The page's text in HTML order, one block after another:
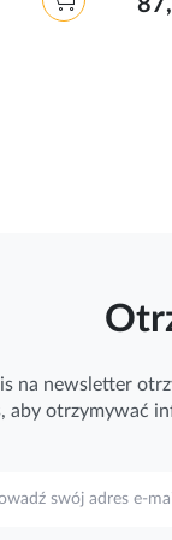
na newsletter
aby otrzymywać